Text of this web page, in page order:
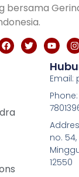
bersama
Email:
Phone:
no.
12550